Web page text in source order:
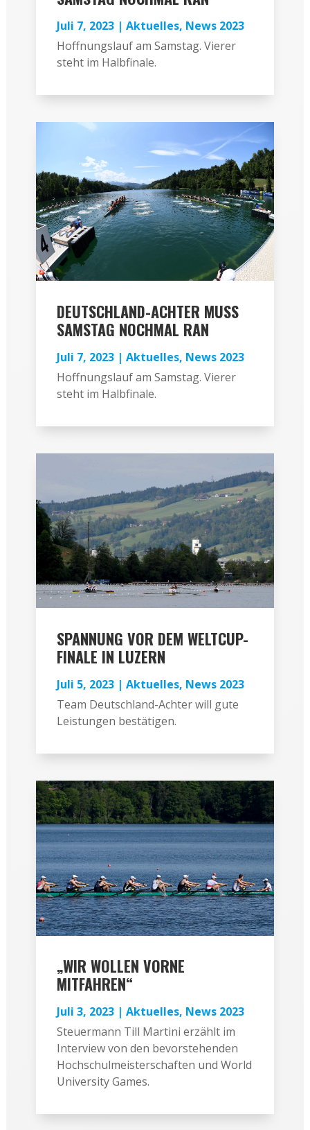
Juli 7, 2023| Aktuelles, News 2023
Hoffnungslauf am Samstag. Vierer
steht im Halbfinale.
DEUTSCHLAND-ACHTER MUSS
SAMSTAG NOCHMAL RAN
Juli 7, 2023| Aktuelles, News 2023
Hoffnungslauf am Samstag. Vierer
steht im Halbfinale.
SPANNUNG VOR DEM WELTCUP-
FINALE IN LUZERN
Juli 5, 2023| Aktuelles, News 2023
Team Deutschland-Achter will gute
Leistungen bestätigen.
„WIR WOLLEN VORNE
MITFAHREN“
Juli 3, 2023| Aktuelles, News 2023
Steuermann Till Martini erzählt im
Interview von den bevorstehenden
Hochschulmeisterschaften und World
University Games.